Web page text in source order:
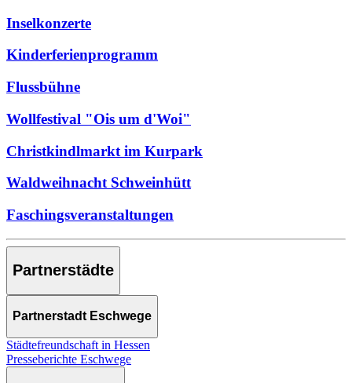
Inselkonzerte
Kinderferienprogramm
Flussbühne
Wollfestival "Ois um d'Woi"
Christkindlmarkt im Kurpark
Waldweihnacht Schweinhütt
Faschingsveranstaltungen
Partnerstädte
Partnerstadt Eschwege
Städtefreundschaft in Hessen
Presseberichte Eschwege